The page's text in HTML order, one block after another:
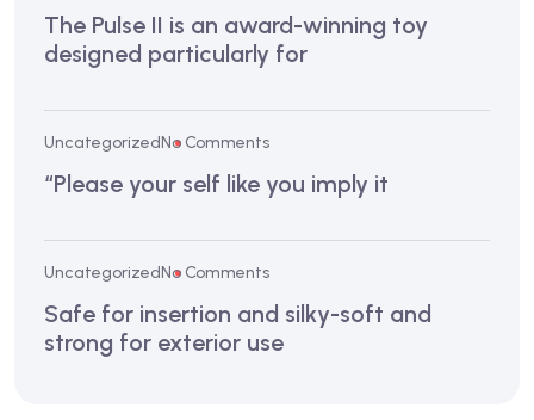
The Pulse II is an award-winning toy
designed particularly for
UncategorizedNo Comments
“Please your self like you imply it
UncategorizedNo Comments
Safe for insertion and silky-soft and
strong for exterior use